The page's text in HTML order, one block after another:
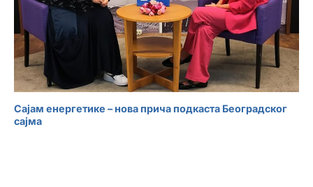
Сајам енергетике – нова прича подкаста Београдског
сајма